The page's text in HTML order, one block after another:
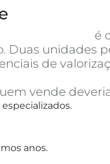
é
Duas unidades
de
vende
anos.